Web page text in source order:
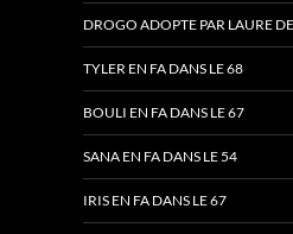
DROGO ADOPTE PAR LAURE
TYLER EN FA DANS LE 68
BOULI EN FA DANS LE 67
SANA EN FA DANS LE 54
IRIS EN FA DANS LE 67